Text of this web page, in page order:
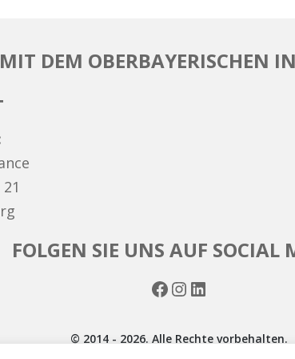
DEM OBERBAYERISCHEN
FOLGEN SIE UNS AUF SOCIAL
Facebook
Instagram
LinkedIn
© 2014 - 2026. Alle Rechte vorbehalten.